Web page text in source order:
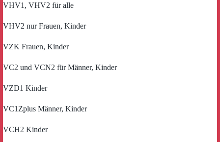
VHV1, VHV2 für alle
VHV2 nur Frauen, Kinder
VZK Frauen, Kinder
VC2 und VCN2 für Männer, Kinder
VZD1 Kinder
VC1Zplus Männer, Kinder
VCH2 Kinder